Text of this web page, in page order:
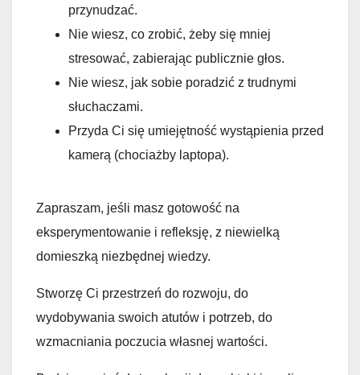
przynudzać.
Nie wiesz, co zrobić, żeby się mniej
stresować, zabierając publicznie głos.
Nie wiesz, jak sobie poradzić z trudnymi
słuchaczami.
Przyda Ci się umiejętność wystąpienia przed
kamerą (chociażby laptopa).
Zapraszam, jeśli masz gotowość na
eksperymentowanie i refleksję, z niewielką
domieszką niezbędnej wiedzy.
Stworzę Ci przestrzeń do rozwoju, do
wydobywania swoich atutów i potrzeb, do
wzmacniania poczucia własnej wartości.